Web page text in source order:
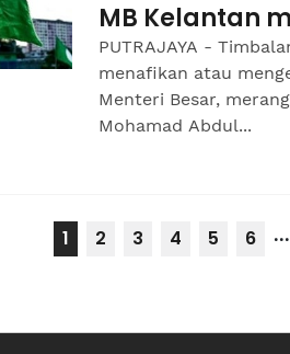
MB Kelantan
PUTRAJAYA -
menafikan atau
Menteri Besar,
Mohamad Abdul...
1 2 3 4 5 6 ...